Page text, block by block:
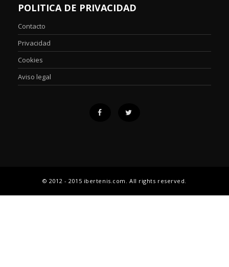
POLITICA DE PRIVACIDAD
Contacto
Privacidad
Cookies
Aviso legal
© 2012 - 2015 ibertenis.com. All rights reserved.